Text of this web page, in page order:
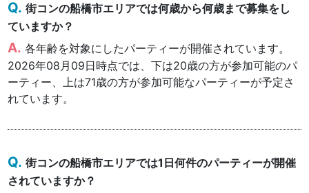
街コンの船橋市エリアでは何歳から何歳まで募集をし
ていますか？
各年齢を対象にしたパーティーが開催されています。
2026年08月09日時点では、下は20歳の方が参加可能のパ
ーティー、上は71歳の方が参加可能なパーティーが予定さ
れています。
街コンの船橋市エリアでは1日何件のパーティーが開催
されていますか？